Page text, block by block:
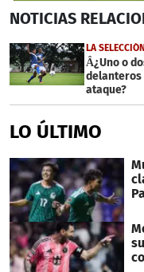
seconds
1
minute,
15
seconds
NOTICIAS
LA
Â¿Uno o
delanteros
ataque?
LO ÚLTIMO